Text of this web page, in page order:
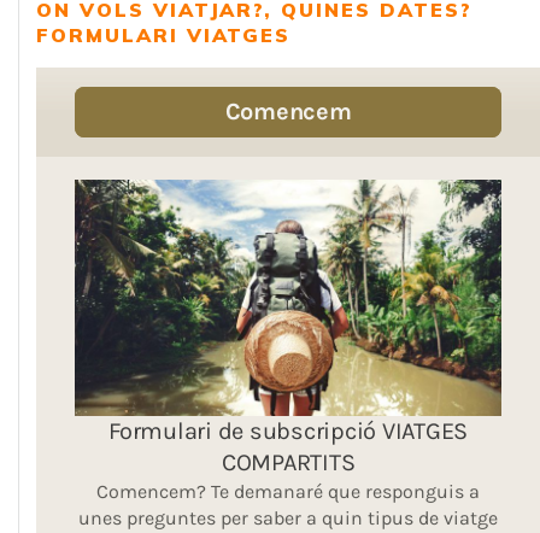
ON VOLS VIATJAR?, QUINES DATES?
FORMULARI VIATGES